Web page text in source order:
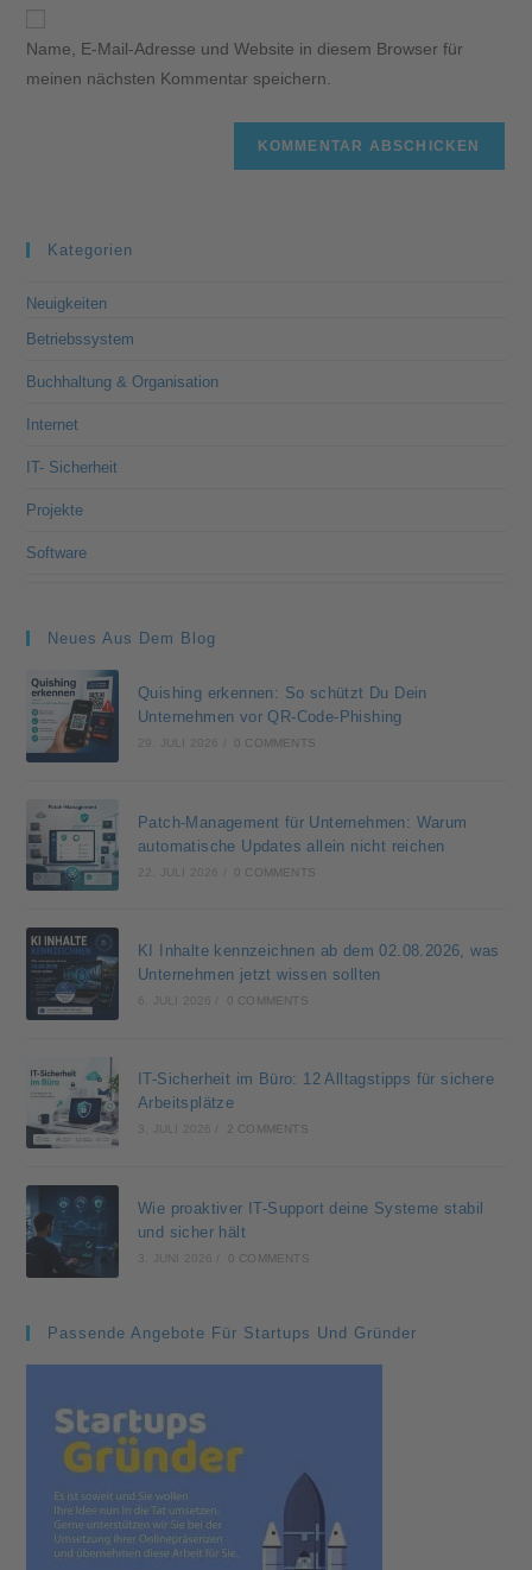
Name, E-Mail-Adresse und Website in diesem Browser für
meinen nächsten Kommentar speichern.
Kategorien
Neuigkeiten
Betriebssystem
Buchhaltung & Organisation
Internet
IT- Sicherheit
Projekte
Software
Neues Aus Dem Blog
Quishing erkennen: So schützt Du Dein
Unternehmen vor QR-Code-Phishing
29. JULI 2026 0 COMMENTS
Patch-Management für Unternehmen: Warum
automatische Updates allein nicht reichen
22. JULI 2026 0 COMMENTS
KI Inhalte kennzeichnen ab dem 02.08.2026, was
Unternehmen jetzt wissen sollten
6. JULI 2026 0 COMMENTS
IT-Sicherheit im Büro: 12 Alltagstipps für sichere
Arbeitsplätze
2 COMMENTS
Wie proaktiver IT-Support deine Systeme stabil
und sicher hält
3. JUNI 2026 0 COMMENTS
Passende Angebote Für Startups Und Gründer